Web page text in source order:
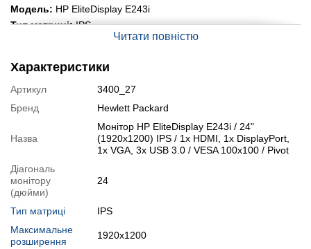
Модель: HP EliteDisplay E243i
Тип матриці:IPS
Роздільна здатність:
Час відгуку:
Яскравість матриці:250 кд/м²
Кути огляду:
178° / 178°
Вбудовані колонки: немає
Вага:6.36 кг
Порти:1x HDMI, 1x DisplayPort, 1x VGA, 3x USB 3.0
Додатково:
Стан:б/в (клас А: хороший стан; без дефектів; екран чистий;
на корпусі можуть бути сліди звичайного використання)
Читати повністю
Характеристики
Артикул
3400_27
Бренд
Hewlett Packard
Назва
Монітор HP EliteDisplay E243i / 24"
(1920x1200) IPS / 1x HDMI, 1x DisplayPort,
1x VGA, 3x USB 3.0 / VESA 100x100 / Pivot
Діагональ
монітору
(дюйми)
24
Тип матриці
IPS
Максимальне
розширення
1920x1200